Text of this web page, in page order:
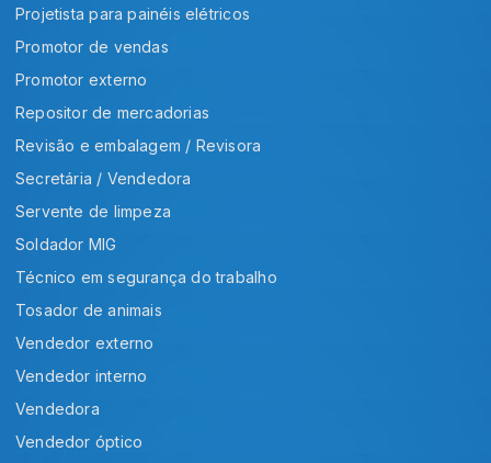
Projetista para painéis elétricos
Promotor de vendas
Promotor externo
Repositor de mercadorias
Revisão e embalagem / Revisora
Secretária / Vendedora
Servente de limpeza
Soldador MIG
Técnico em segurança do trabalho
Tosador de animais
Vendedor externo
Vendedor interno
Vendedora
Vendedor óptico